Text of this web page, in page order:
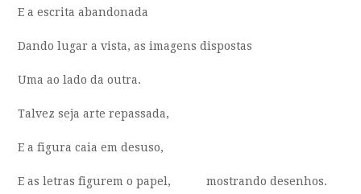
E a escrita abandonada
Dando lugar a vista, as imagens dispostas
Uma ao lado da outra.
Talvez seja arte repassada,
E a figura caia em desuso,
E as letras figurem o papel, mostrando desenhos.